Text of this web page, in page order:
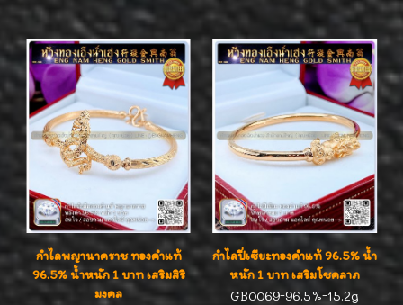
กำไลพญานาคราช ทองคำแท้
96.5% น้ำหนัก 1 บาท เสริมสิริ
มงคล
กำไลปี่เซียะทองคำแท้ 96.5% น้ำ
หนัก 1 บาท เสริมโชคลาภ
GB0069-96.5%-15.2g